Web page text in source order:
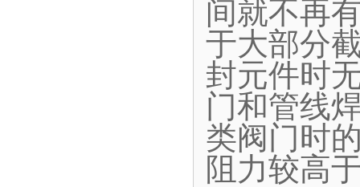
间就不再
于大部分
封元件时
门和管线
类阀门时
阻力较高